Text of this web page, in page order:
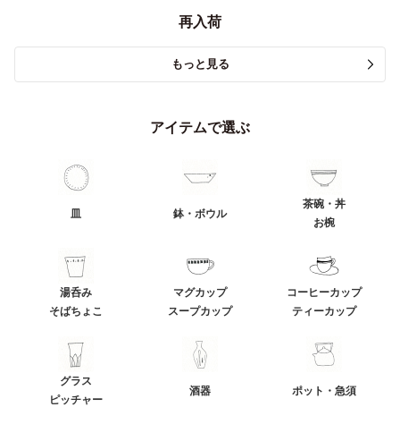
再入荷
もっと見る
アイテムで選ぶ
皿 鉢・ボウル
茶碗・丼
お椀
湯呑み
そばちょこ
マグカップ
スープカップ
コーヒーカップ
ティーカップ
グラス
ピッチャー
酒器 ポット・急須